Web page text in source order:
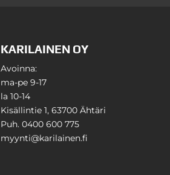
KARILAINEN OY
Avoinna:
ma-pe 9-17
la 10-14
Kisällintie 1, 63700 Ähtäri
Puh. 0400 600 775
myynti@karilainen.fi